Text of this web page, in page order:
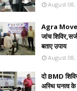
August 08,
Agra
जांच
बताए उपाय
August 08,
दो BMD
अस्थि घनत्व